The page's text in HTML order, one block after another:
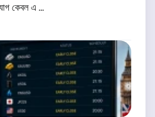
কেবল এ ...